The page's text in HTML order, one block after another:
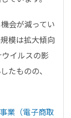
会が減ってい
模は拡大傾向
ウイルスの影
たものの、
業（電子商取